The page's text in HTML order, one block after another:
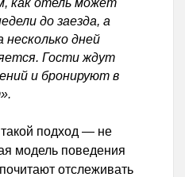
до заезда, а
несколько дней
Гости ждут
и бронируют в
подход — не
модель поведения
отслеживать